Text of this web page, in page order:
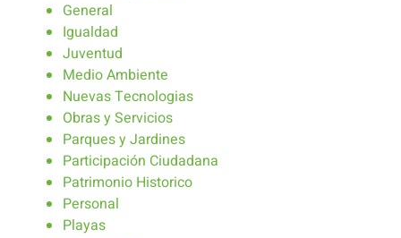
General
Igualdad
Juventud
Medio Ambiente
Nuevas Tecnologias
Obras y Servicios
Parques y Jardines
Participación Ciudadana
Patrimonio Historico
Personal
Playas